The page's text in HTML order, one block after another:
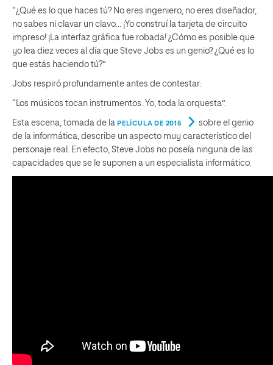
“¿Qué es lo que haces tú? No eres ingeniero, no eres diseñador,
no sabes ni clavar un clavo… ¡Yo construí la tarjeta de circuito
impreso! ¡La interfaz gráfica fue robada! ¿Cómo es posible que
yo lea diez veces al día que Steve Jobs es un genio? ¿Qué es lo
que estás haciendo tú?”
Jobs respiró profundamente antes de contestar:
“Los músicos tocan instrumentos. Yo, toda la orquesta”.
Esta escena, tomada de la PELÍCULA DE 2015
sobre el genio
de la informática, describe un aspecto muy característico del
personaje real. En efecto, Steve Jobs no poseía ninguna de las
capacidades que se le suponen a un especialista informático.